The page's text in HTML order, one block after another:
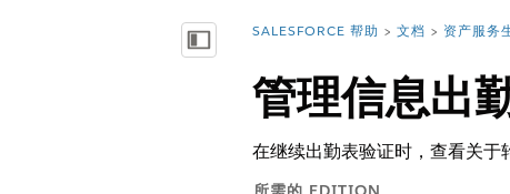
显示目录 您在此处：
SALESFORCE 帮助 文档 资产服务
管理信息出
在继续出勤表验证时，查看关于